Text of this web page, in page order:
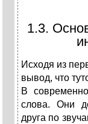
1.3.
Исходя из
вывод, что
В
слова. Они
друга по